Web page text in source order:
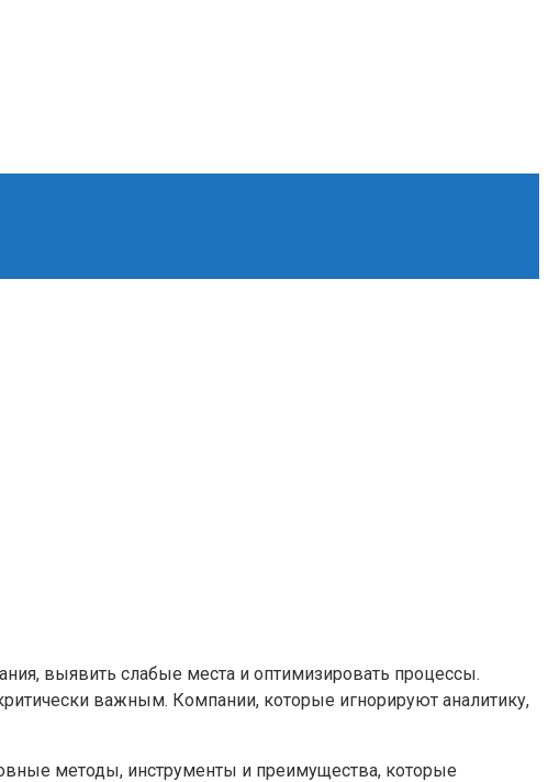
выявить слабые места и оптимизировать процессы.
важным. Компании, которые игнорируют аналитику,
методы, инструменты и преимущества, которые